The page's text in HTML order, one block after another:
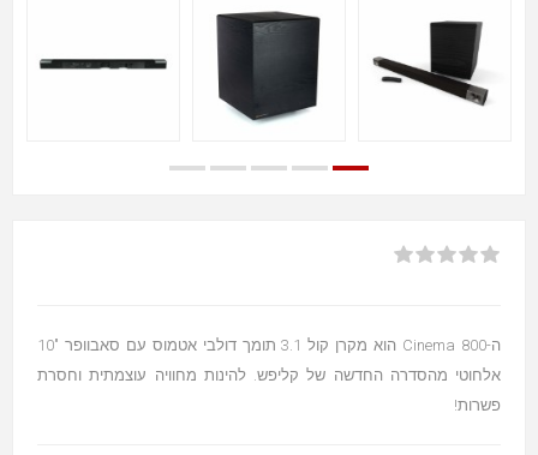
ה-Cinema 800 הוא מקרן קול 3.1 תומך דולבי אטמוס עם סאבוופר "10
אלחוטי מהסדרה החדשה של קליפש. להינות מחוויה עוצמתית וחסרת
פשרות!